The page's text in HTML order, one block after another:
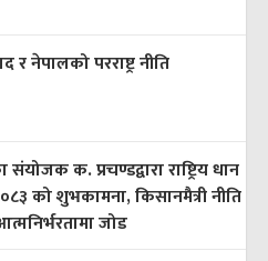
र नेपालको परराष्ट्र नीति
क. प्रचण्डद्वारा राष्ट्रिय धान
को शुभकामना, किसानमैत्री नीति
जोड